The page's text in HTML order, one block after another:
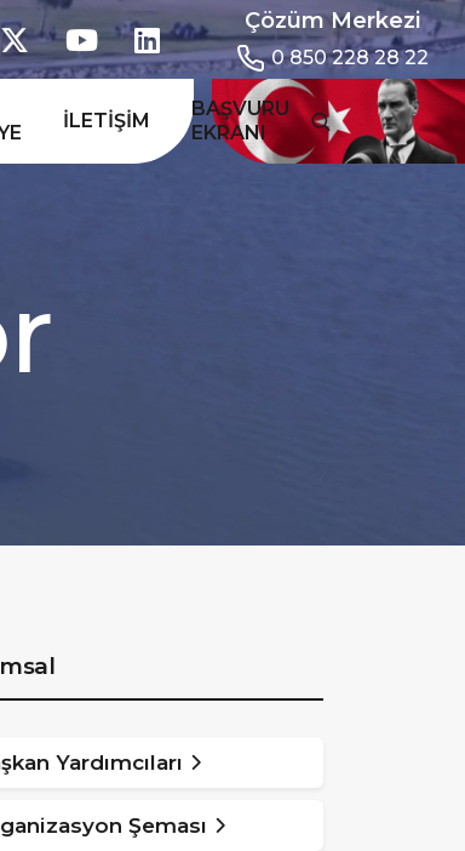
Çözüm Merkezi
0 850 228 28 22
İLETIŞIM
BAŞVURU
EKRANI
r
Yardımcıları
Şeması